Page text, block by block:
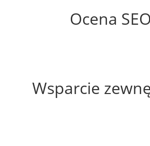
Ocena SEO
Wsparcie